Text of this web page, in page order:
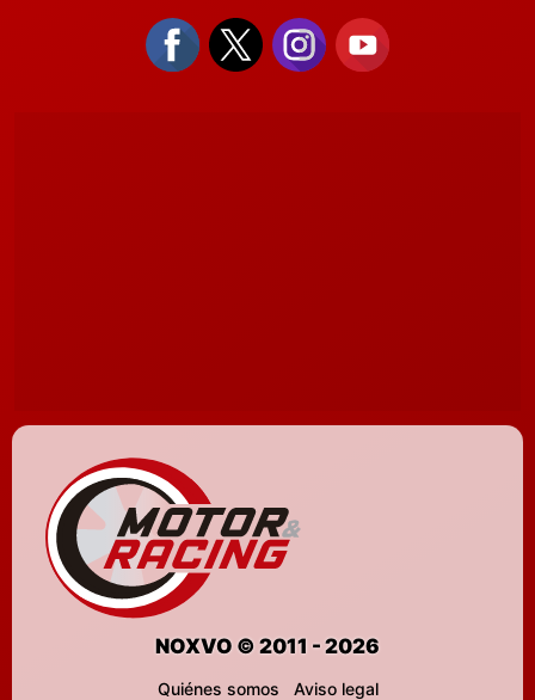
NOXVO © 2011 - 2026
Quiénes somos
Aviso legal